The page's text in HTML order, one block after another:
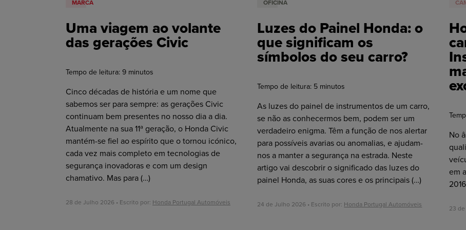
MARCA
Uma viagem ao volante
das gerações Civic
Tempo de leitura: 9 minutos
Cinco décadas de história e um nome que
sabemos ser para sempre: as gerações Civic
continuam bem presentes no nosso dia a dia.
Atualmente na sua 11ª geração, o Honda Civic
mantém-se fiel ao espírito que o tornou icónico,
cada vez mais completo em tecnologias de
segurança inovadoras e com um design
chamativo. Mas para (…)
28 de Julho 2026 • Escrito por: Honda Portugal Automóveis
OFICINA
Luzes do Painel Honda: o
que significam os
símbolos do seu carro?
Tempo de leitura: 5 minutos
As luzes do painel de instrumentos de um carro,
se não as conhecermos bem, podem ser um
verdadeiro enigma. Têm a função de nos alertar
para possíveis avarias ou anomalias, e ajudam-
nos a manter a segurança na estrada. Neste
artigo vai descobrir o significado das luzes do
painel Honda, as suas cores e os principais(…)
24 de Julho 2026 • Escrito por: Honda Portugal Automóveis
No
em
23